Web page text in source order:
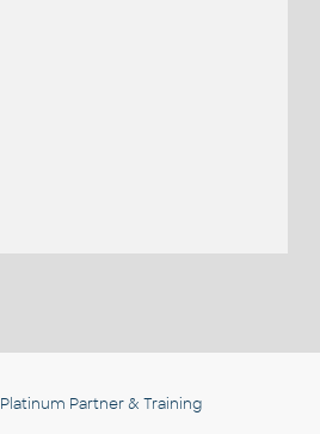
Partner & Training